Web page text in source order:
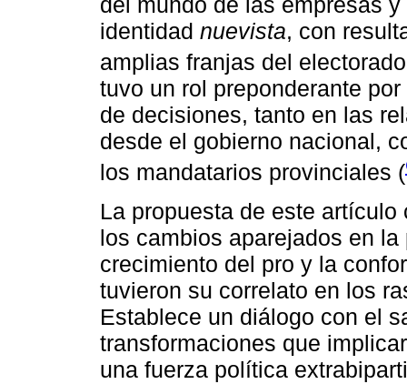
identidad nuevista, con
amplias franjas del
tuvo un rol preponderante
de decisiones, tanto en las
desde el gobierno nacional,
los mandatarios provinciales (
La propuesta de este
los cambios aparejados en
crecimiento del pro y la
tuvieron su correlato en los
Establece un diálogo con el
transformaciones que
una fuerza política